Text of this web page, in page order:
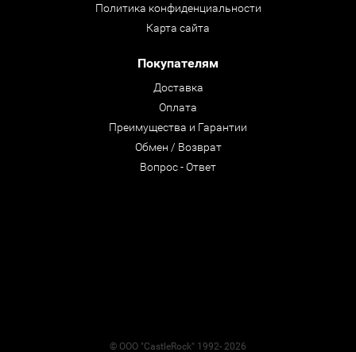
Политика конфиденциальности
Карта сайта
Покупателям
Доставка
Оплата
Преимущества и Гарантии
Обмен / Возврат
Вопрос - Ответ
© ООО "CastleRock" 1992- 2026